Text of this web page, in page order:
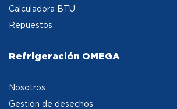
Calculadora BTU
Repuestos
Refrigeración OMEGA
Nosotros
Gestión de desechos